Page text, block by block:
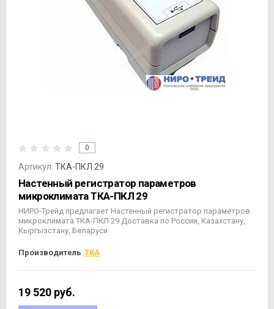
0
Артикул: ТКА-ПКЛ 29
Настенный регистратор параметров
микроклимата ТКА-ПКЛ 29
НИРО-Трейд предлагает Настенный регистратор параметров
микроклимата ТКА-ПКЛ 29 Доставка по России, Казахстану,
Кыргызстану, Беларуси
Производитель ТКА
19 520 руб.